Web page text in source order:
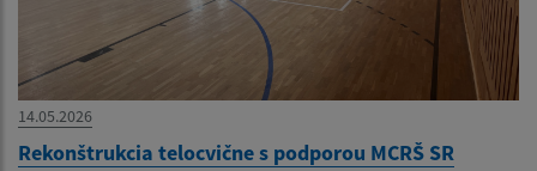
14.05.2026
Rekonštrukcia telocvične s podporou MCRŠ SR